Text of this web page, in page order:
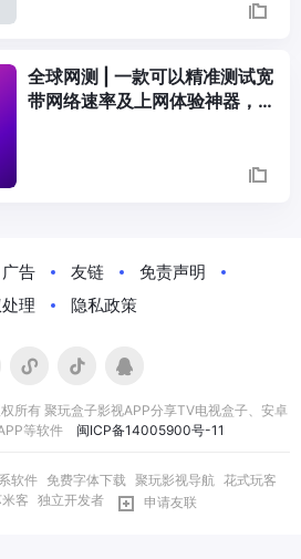
全球网测 | 一款可以精准测试宽
带网络速率及上网体验神器，双
Navigation
广告 友链
免责声明
理
隐私政策
所有 聚玩盒子影视APP分享TV电视盒子、安卓
等软件 闽ICP备14005900号-11
软件 免费字体下载 聚玩影视导航 花式玩客
客 独立开发者 申请友联